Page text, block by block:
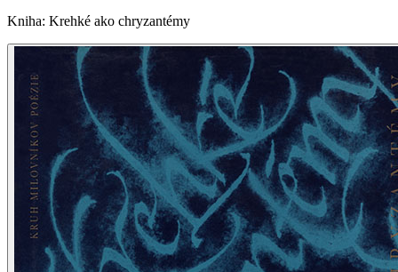
Kniha: Krehké ako chryzantémy